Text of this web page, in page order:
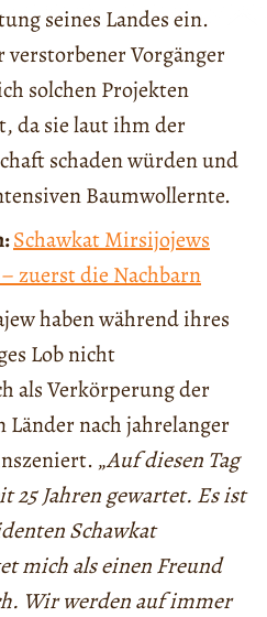
seines Landes ein.
verstorbener Vorgänger
solchen Projekten
da sie laut ihm der
schaden würden und
Baumwollernte.
Schawkat Mirsijojews
zuerst die Nachbarn
haben während ihres
Lob nicht
als Verkörperung der
nach jahrelanger
„Auf diesen Tag
25 Jahren gewartet. Es ist
Schawkat
mich als einen Freund
Wir werden auf immer